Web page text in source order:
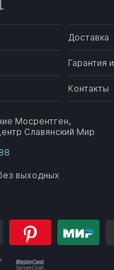
Доставка
Гарантия
Контакты
Мосрентген,
Славянский Мир
выходных